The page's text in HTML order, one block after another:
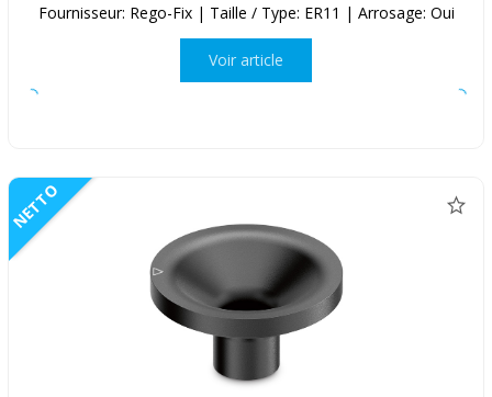
Fournisseur: Rego-Fix | Taille / Type: ER11 | Arrosage: Oui
Voir article
NETTO